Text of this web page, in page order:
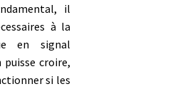
il
à la
en signal
puisse croire,
si les